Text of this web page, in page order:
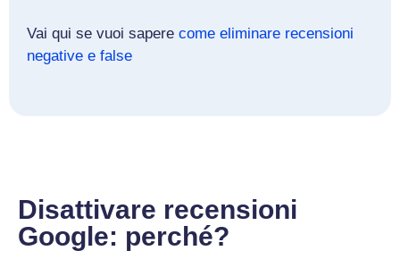
Vai qui se vuoi sapere come eliminare recensioni
negative e false
Disattivare recensioni
Google: perché?